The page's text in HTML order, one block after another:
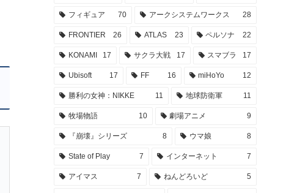
フィギュア 70 アークシステムワークス 28
FRONTIER 26 ATLAS 23 ペルソナ 22
KONAMI 17 サクラ大戦 17 スマブラ 17
Ubisoft 17 FF 16 miHoYo 12
勝利の女神：NIKKE 11 地球防衛軍 11
牧場物語 10 劇場アニメ 9
『崩壊』シリーズ 8 ウマ娘 8
State of Play 7 インターネット 7
アイマス 7 ねんどろいど 5